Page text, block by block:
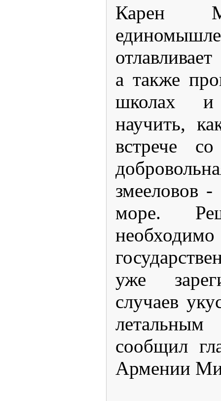
Карен
а также
школах
научить,
встрече
змееловов
море.
уже
случаев
сообщил
Армении